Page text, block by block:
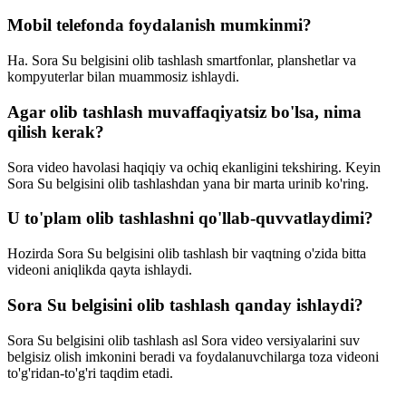
Mobil telefonda foydalanish mumkinmi?
Ha. Sora Su belgisini olib tashlash smartfonlar, planshetlar va
kompyuterlar bilan muammosiz ishlaydi.
Agar olib tashlash muvaffaqiyatsiz bo'lsa, nima
qilish kerak?
Sora video havolasi haqiqiy va ochiq ekanligini tekshiring. Keyin
Sora Su belgisini olib tashlashdan yana bir marta urinib ko'ring.
U to'plam olib tashlashni qo'llab-quvvatlaydimi?
Hozirda Sora Su belgisini olib tashlash bir vaqtning o'zida bitta
videoni aniqlikda qayta ishlaydi.
Sora Su belgisini olib tashlash qanday ishlaydi?
Sora Su belgisini olib tashlash asl Sora video versiyalarini suv
belgisiz olish imkonini beradi va foydalanuvchilarga toza videoni
to'g'ridan-to'g'ri taqdim etadi.